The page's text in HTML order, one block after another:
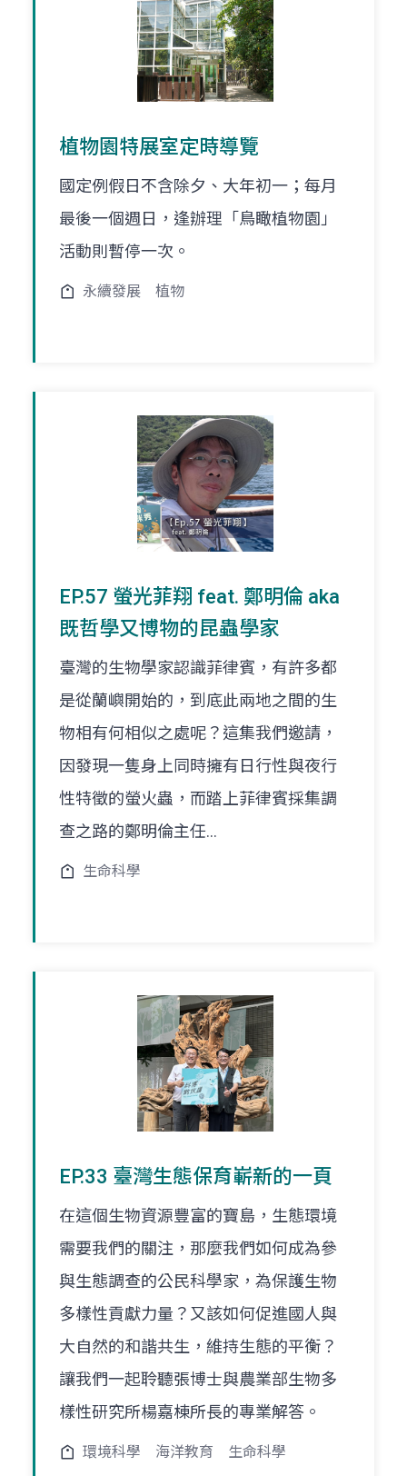
植物園特展室定時導覽
國定例假日不含除夕、大年初一；每月
最後一個週日，逢辦理「鳥瞰植物園」
活動則暫停一次。
永續發展 植物
EP.57 螢光菲翔 feat. 鄭明倫 aka
既哲學又博物的昆蟲學家
臺灣的生物學家認識菲律賓，有許多都
是從蘭嶼開始的，到底此兩地之間的生
物相有何相似之處呢？這集我們邀請，
因發現一隻身上同時擁有日行性與夜行
性特徵的螢火蟲，而踏上菲律賓採集調
查之路的鄭明倫主任...
生命科學
EP.33 臺灣生態保育嶄新的一頁
在這個生物資源豐富的寶島，生態環境
需要我們的關注，那麼我們如何成為參
與生態調查的公民科學家，為保護生物
多樣性貢獻力量？又該如何促進國人與
大自然的和諧共生，維持生態的平衡？
讓我們一起聆聽張博士與農業部生物多
樣性研究所楊嘉棟所長的專業解答。
環境科學 海洋教育 生命科學